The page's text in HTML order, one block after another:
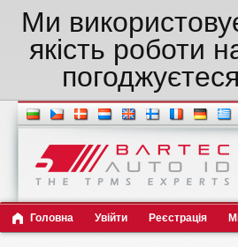
Ми
якість роботи
Головна Увійти Реєстрація